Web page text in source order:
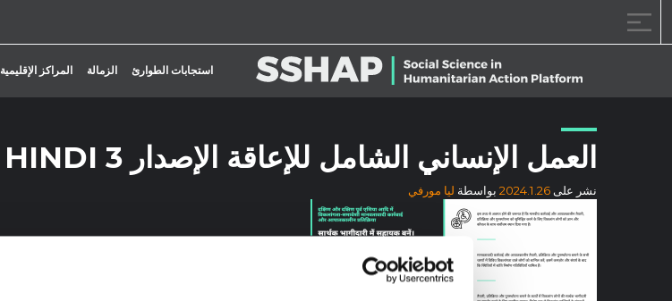
استجابات الطوارئ الزمالة المراكز الإقليمية
العمل الإنساني الشامل للإعاقة الإصدار 3 HINDI
نشر على 2024.1.26 بواسطة ليا مورفي